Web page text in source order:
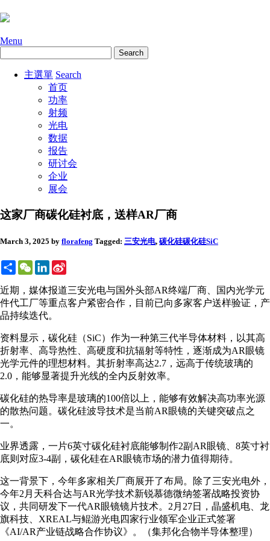
Menu
主選單 Search
首页
功率
射频
光电
数据
报告
研讨会
企业
展会
这家厂商碳化硅衬底，送样AR厂商
March 3, 2025 by florafeng Tagged: 三安光电, 碳化硅碳化硅SiC
ShareWeChatLinkedIn
近期，媒体报道三安光电与国外头部AR终端厂商、国内光学元
件代工厂等重点客户紧密合作，目前已向多家客户送样验证，产
品持续迭代。
资料显示，碳化硅（SiC）作为一种第三代半导体材料，以其高
折射率、高导热性、高硬度和抗辐射等特性，逐渐成为AR眼镜
光学元件的理想材料。其折射率高达2.7，远高于传统玻璃的
2.0，能够显著提升光线的全内反射效率。
碳化硅的热导率是玻璃的100倍以上，能够有效解决高功率光源
的散热问题。碳化硅波导技术是当前AR眼镜的关键突破点之
一。
业界透露，一片6英寸碳化硅衬底能够制作2副AR眼镜、8英寸衬
底则对应3-4副，碳化硅在AR眼镜市场的潜力值得期待。
这一背景下，今年多家相关厂商展开了布局。除了三安光电外，
今年2月天科合达与AR光学技术新锐慕德微纳签署战略投资协
议，共同研发下一代AR眼镜镜片技术。2月27日，晶盛机电、龙
旗科技、XREAL与鲲游光电四家行业领军企业正式签署
《AI/AR产业链战略合作协议》。（集邦化合物半导体整理）